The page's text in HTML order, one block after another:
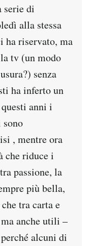
serie di
alla stessa
ha riservato, ma
tv (un modo
senza
ha inferto un
anni i
, mentre ora
che riduce i
passione, la
più bella,
tra carta e
anche utili –
alcuni di